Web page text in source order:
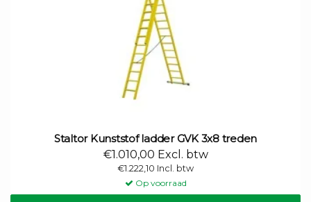
Staltor Kunststof ladder GVK 3x8 treden
€1.010,00 Excl. btw
€1.222,10 Incl. btw
Op voorraad